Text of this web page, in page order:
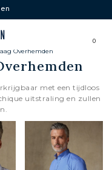
0
Overhemden
met een tijdloos
uitstraling en zullen